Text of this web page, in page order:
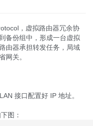
，虚拟路由器冗余协
备份组中，形成一台虚拟
由器承担转发任务，局域
网关。
接口配置好 IP 地址。
图：